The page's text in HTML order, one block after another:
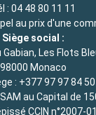
: 04 48 80 11 11
au prix d'une
Siège social :
Gabian, Les Flots
98000 Monaco
: +377 97 97 84 50
SAM au Capital de
CCIN n°2007-